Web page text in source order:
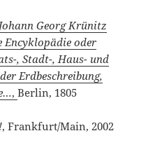
Georg Krünitz
Encyklopädie oder
, Stadt-, Haus- und
Erdbeschreibung,
,Berlin, 1805
, Frankfurt/Main, 2002